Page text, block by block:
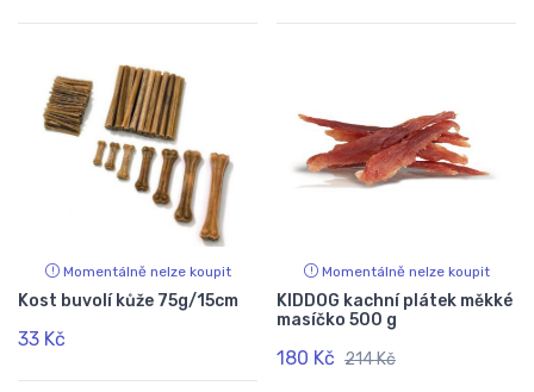
Momentálně nelze koupit
Kost buvolí kůže 75g/15cm
33 Kč
Momentálně nelze koupit
KIDDOG kachní plátek měkké
masíčko 500 g
180 Kč 214 Kč